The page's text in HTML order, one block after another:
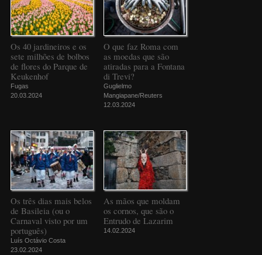
Os 40 jardineiros e os
sete milhões de bolbos
de flores do Parque de
Keukenhof
Fugas
20.03.2024
O que faz Roma com
as moedas que são
atiradas para a Fontana
di Trevi?
Guglielmo
Mangiapane/Reuters
12.03.2024
Os três dias mais belos
de Basileia (ou o
Carnaval visto por um
português)
Luís Octávio Costa
23.02.2024
As mãos que moldam
os cornos, que são o
Entrudo de Lazarim
14.02.2024